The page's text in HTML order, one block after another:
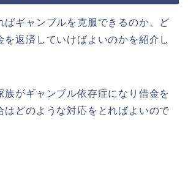
ばギャンブルを克服できるのか、ど
を返済していけばよいのかを紹介し
族がギャンブル依存症になり借金を
はどのような対応をとればよいので